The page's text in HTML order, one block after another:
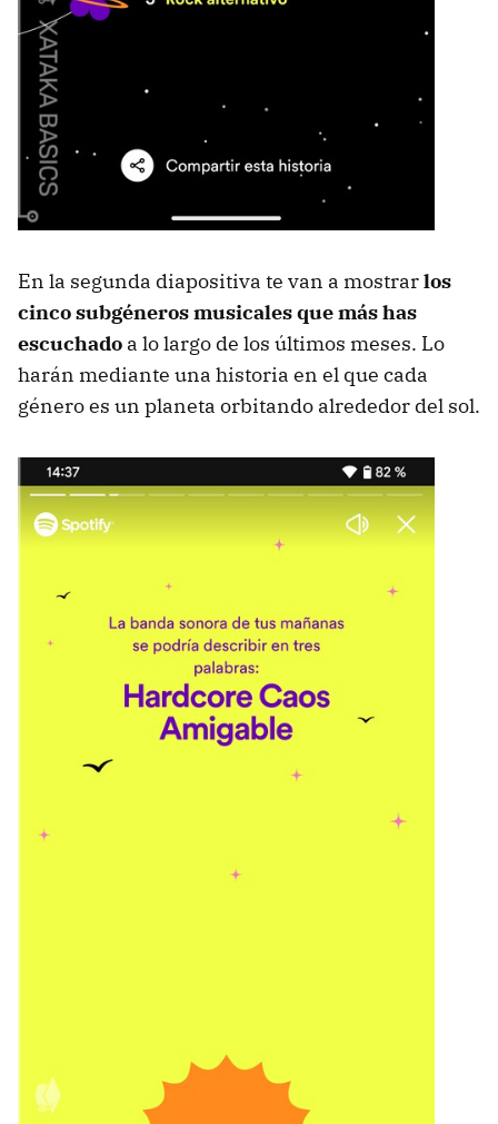
En la segunda diapositiva te van a mostrarlos
cinco subgéneros musicales que más has
escuchado a lo largo de los últimos meses. Lo
harán mediante una historia en el que cada
género es un planeta orbitando alrededor del sol.